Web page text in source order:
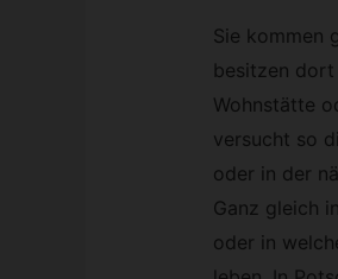
Sie kommen
besitzen
Wohnstätte
versucht so
oder in der
Ganz gleich
oder in